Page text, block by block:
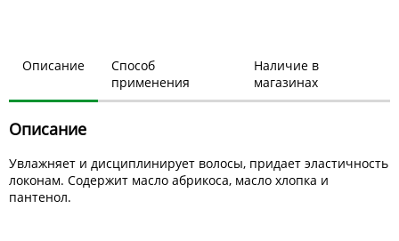
Описание
Способ
применения
Наличие в
магазинах
Описание
Увлажняет и дисциплинирует волосы, придает эластичность
локонам. Содержит масло абрикоса, масло хлопка и
пантенол.